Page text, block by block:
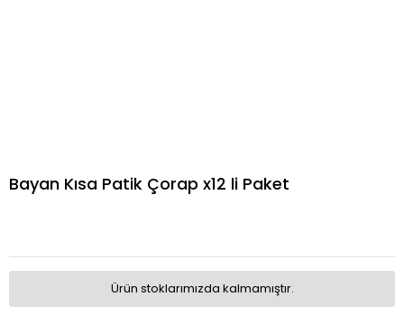
Bayan Kısa Patik Çorap x12 li Paket
Ürün stoklarımızda kalmamıştır.